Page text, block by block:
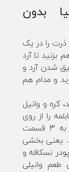
بدون
ذرت را در یک
بزنید تا آرد
شدن آرد و
و مدام هم
کره و وانیل
را از روی
اجاق کنار بگذارید. مواد حاصل شده را به 3 قسمت
یعنی بخشی
نسکافه و
وانیلی